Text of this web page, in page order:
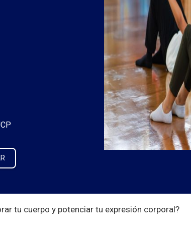
tu cuerpo y potenciar tu expresión corporal?